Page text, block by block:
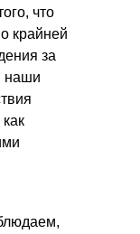
что
крайней
за
наши